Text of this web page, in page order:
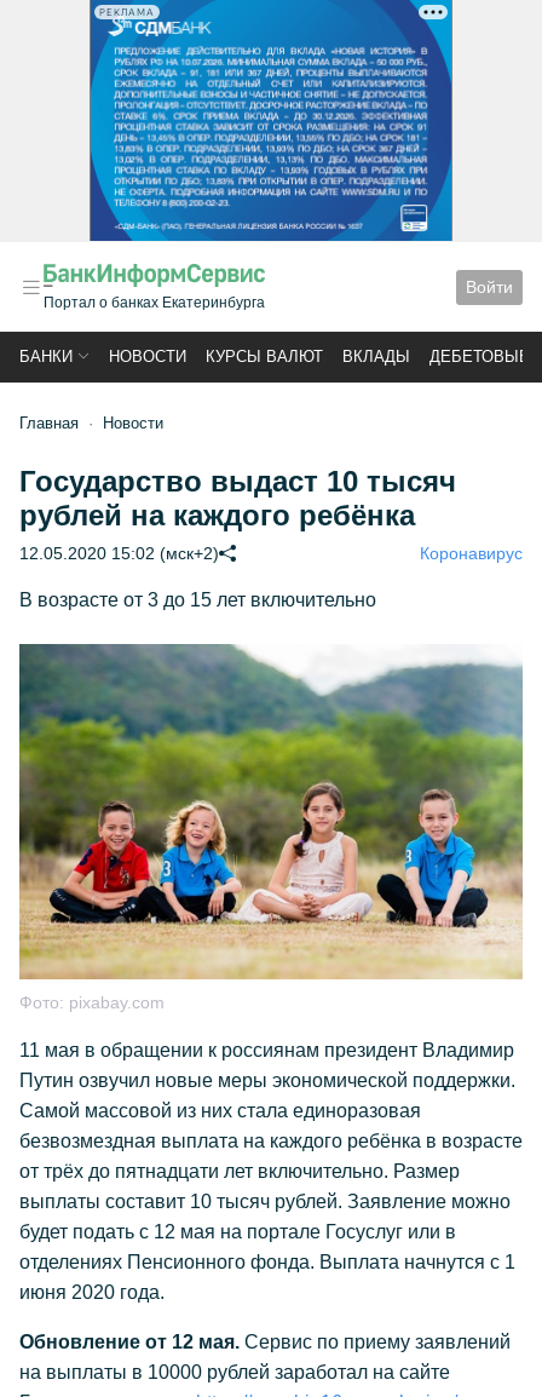
РЕКЛАМА
Портал о банках Екатеринбурга
Войти
БАНКИ НОВОСТИ КУРСЫ ВАЛЮТ ВКЛАДЫ ДЕБЕТОВЫЕ
Главная Новости
Государство выдаст 10 тысяч
рублей на каждого ребёнка
12.05.2020 15:02 (мск+2) Коронавирус
В возрасте от 3 до 15 лет включительно
Фото: pixabay.com
11 мая в обращении к россиянам президент Владимир
Путин озвучил новые меры экономической поддержки.
Самой массовой из них стала единоразовая
безвозмездная выплата на каждого ребёнка в возрасте
от трёх до пятнадцати лет включительно. Размер
выплаты составит 10 тысяч рублей. Заявление можно
будет подать с 12 мая на портале Госуслуг или в
отделениях Пенсионного фонда. Выплата начнутся с 1
июня 2020 года.
Обновление от 12 мая. Сервис по приему заявлений
на выплаты в 10000 рублей заработал на сайте